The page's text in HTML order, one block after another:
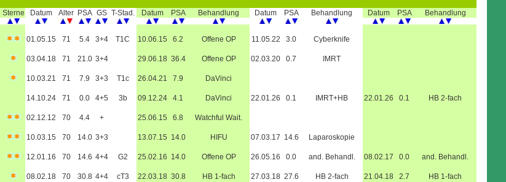
Sterne Datum Alter PSA GS T-Stad. Datum PSA Behandlung Datum PSA Behandlung Datum PSA Behandlung
01.05.15 71 5.4 3+4 T1C 10.06.15 6.2 Offene OP 11.05.22 3.0 Cyberknife
03.04.18 71 21.0 3+4 29.06.18 36.4 Offene OP 02.03.20 0.7 IMRT
10.03.21 71 7.9 3+3 T1c 26.04.21 7.9 DaVinci
14.10.24 71 0.0 4+5 3b 09.12.24 4.1 DaVinci 22.01.26 0.1 IMRT+HB 22.01.26 0.1 HB 2-fach
02.12.12 70 4.4 + 25.06.15 6.8 Watchful Wait.
10.03.15 70 14.0 3+3 13.07.15 14.0 HIFU 07.03.17 14.6 Laparoskopie
12.01.16 70 14.6 4+4 G2 25.02.16 14.0 Offene OP 26.05.16 0.0 and. Behandl. 08.02.17 0.0 and. Behandl.
08.02.18 70 30.8 4+4 cT3 22.03.18 30.8 HB 1-fach 27.03.18 27.6 HB 2-fach 21.04.18 2.7 HB 1-fach